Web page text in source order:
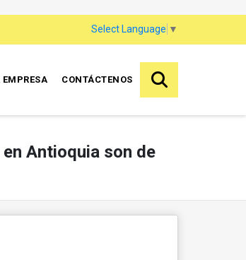
Select Language ▼
EMPRESA CONTÁCTENOS
Antioquia son de